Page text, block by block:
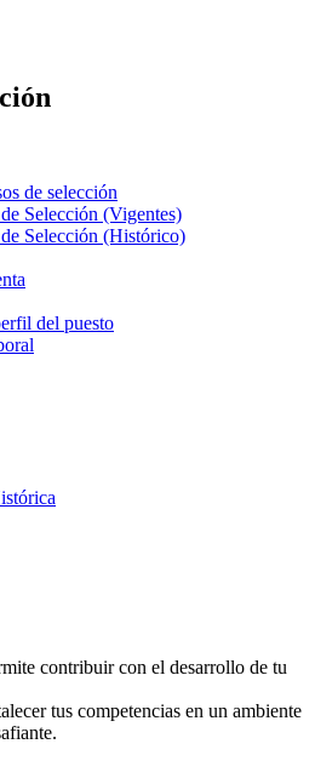
de selección
Selección (Vigentes)
de Selección (Histórico)
del puesto
contribuir con el desarrollo de tu
tus competencias en un ambiente